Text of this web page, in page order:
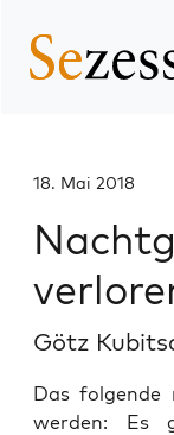
18. Mai 2018
Götz
Das folgende
werden: Es